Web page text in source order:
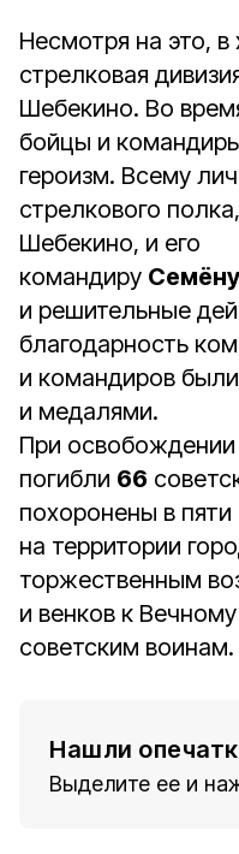
Несмотря на это,
стрелковая
Шебекино. Во
бойцы и
героизм. Всему
стрелкового
Шебекино, и его
командиру
и решительные
благодарность
и командиров
и медалями.
При
погибли 66
похоронены в
на территории
торжественным
и венков к
советским воинам.
Нашли
Выделите ее и